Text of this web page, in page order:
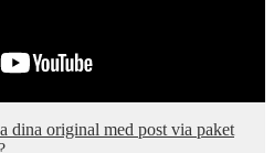
dina original med post via paket